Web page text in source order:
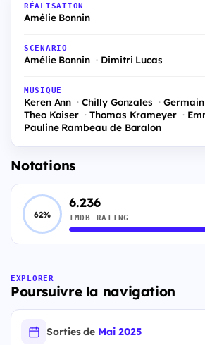
RÉALISATION
Amélie Bonnin
SCÉNARIO
Amélie Bonnin Dimitri Lucas
MUSIQUE
Keren Ann Chilly Gonzales
Theo Kaiser
Thomas Krameyer
Pauline Rambeau de Baralon
Notations
62%
6.236
TMDB RATING
EXPLORER
Poursuivre la navigation
Sorties de Mai 2025